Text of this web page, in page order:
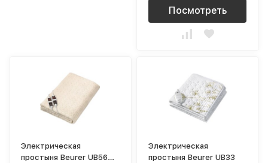
Посмотреть
Электрическая
простыня Beurer UB56
Электрическая
простыня Beurer UB33